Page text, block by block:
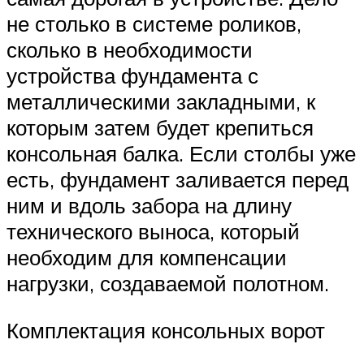
не столько в системе роликов,
сколько в необходимости
устройства фундамента с
металлическими закладными, к
которым затем будет крепиться
консольная балка. Если столбы уже
есть, фундамент заливается перед
ним и вдоль забора на длину
технического выноса, который
необходим для компенсации
нагрузки, создаваемой полотном.
Комплектация консольных ворот